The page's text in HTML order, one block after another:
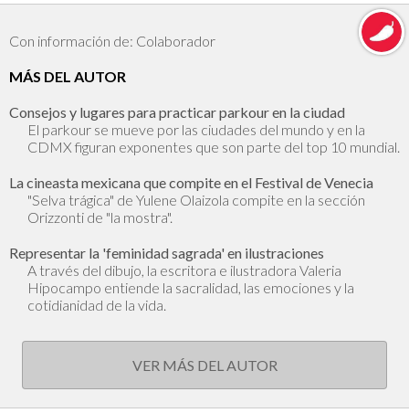
Con información de: Colaborador
MÁS DEL AUTOR
Consejos y lugares para practicar parkour en la ciudad
El parkour se mueve por las ciudades del mundo y en la
CDMX figuran exponentes que son parte del top 10 mundial.
La cineasta mexicana que compite en el Festival de Venecia
"Selva trágica" de Yulene Olaizola compite en la sección
Orizzonti de "la mostra".
Representar la 'feminidad sagrada' en ilustraciones
A través del dibujo, la escritora e ilustradora Valeria
Hipocampo entiende la sacralidad, las emociones y la
cotidianidad de la vida.
VER MÁS DEL AUTOR